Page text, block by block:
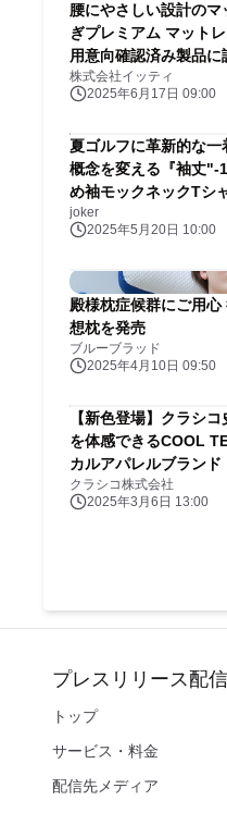
腰にやさしい設計の
ぎプレミアム マット
用意向確認済み製品に
株式会社イッティ
2025年6月17日 09:00
夏ゴルフに革新的な
概念を変える『袖丈
め袖モックネックTシ
から登場！
joker
2025年5月20日 10:00
殿様枕症候群にご用
想枕を発売
ブルーブラッド
2025年4月10日 09:50
【新色登場】クラシ
を体感できるCOOL
カルアパレルブランド
クラシコ株式会社
2025年3月6日 13:00
プレスリリース配信
トップ
サービス・料金
配信先メディア